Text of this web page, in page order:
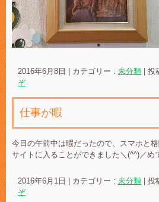
2016年6月8日 カテゴリー : 未分類 投
ぞ
仕事が暇
今日の午前中は暇だったので、スマホと
サイトに入ることができました＼(^^)／め
2016年6月1日 カテゴリー : 未分類 投
ぞ